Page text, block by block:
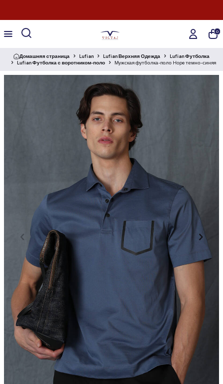
0
Домашняя страница Lufian Lufian Верхняя Одежда
Lufian Футболка
Lufian Футболка с воротником-поло
Мужская футболка-поло Hope темно-синяя